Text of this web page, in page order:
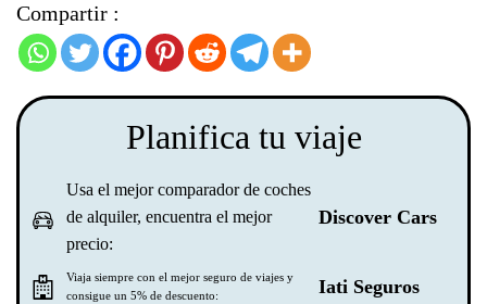
Compartir :
Planifica tu viaje
Usa el mejor comparador de coches
de alquiler, encuentra el mejor
precio:
Discover Cars
Viaja siempre con el mejor seguro de viajes y
consigue un 5% de descuento:
Iati Seguros